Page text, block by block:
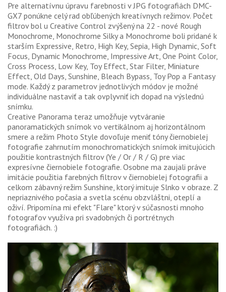
Pre alternatívnu úpravu farebnosti v JPG fotografiách DMC-
GX7 ponúkne celý rad obľúbených kreatívnych režimov. Počet
filtrov bol u Creative Control zvýšený na 22 - nové Rough
Monochrome, Monochrome Silky a Monochrome boli pridané k
starším Expressive, Retro, High Key, Sepia, High Dynamic, Soft
Focus, Dynamic Monochrome, Impressive Art, One Point Color,
Cross Process, Low Key, Toy Effect, Star Filter, Miniature
Effect, Old Days, Sunshine, Bleach Bypass, Toy Pop a Fantasy
mode. Každý z parametrov jednotlivých módov je možné
individuálne nastaviť a tak ovplyvniť ich dopad na výslednú
snímku.
Creative Panorama teraz umožňuje vytváranie
panoramatických snímok vo vertikálnom aj horizontálnom
smere a režim Photo Style dovoľuje meniť tóny čiernobielej
fotografie zahrnutím monochromatických snímok imitujúcich
použitie kontrastných filtrov (Ye / Or / R / G) pre viac
expresívne čiernobiele fotografie. Osobne ma zaujali práve
imitácie použitia farebných filtrov v čiernobielej fotografii a
celkom zábavný režim Sunshine, ktorý imituje Slnko v obraze. Z
nepriaznivého počasia a svetla scénu obzvláštni, oteplí a
oživí. Pripomína mi efekt "Flare" ktorý v súčasnosti mnoho
fotografov využíva pri svadobných či portrétnych
fotografiách. :)